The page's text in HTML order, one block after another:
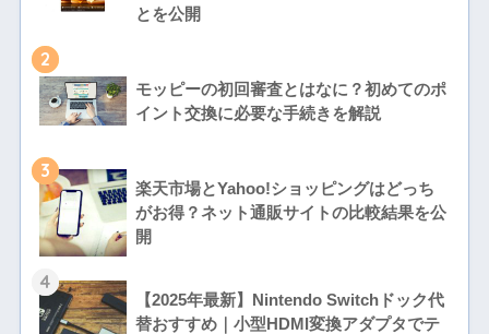
とを公開
2
モッピーの初回審査とはなに？初めてのポ
イント交換に必要な手続きを解説
3
楽天市場とYahoo!ショッピングはどっち
がお得？ネット通販サイトの比較結果を公
開
4
【2025年最新】Nintendo Switchドック代
替おすすめ｜小型HDMI変換アダプタでテ